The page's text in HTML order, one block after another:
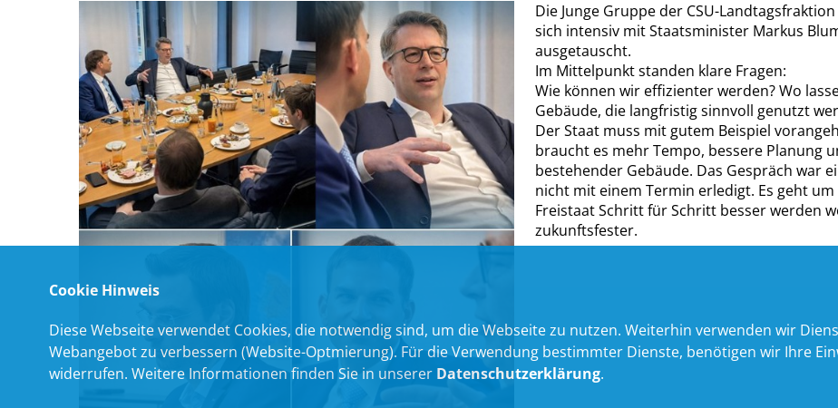
Die Junge Gruppe der CSU-
sich intensiv mit Staatsminister Markus
ausgetauscht.
Im Mittelpunkt standen klare Fragen:
Wie können wir effizienter werden? Wo
Gebäude, die langfristig sinnvoll genutzt
Der Staat muss mit gutem Beispiel
braucht es mehr Tempo, bessere Planung
bestehender Gebäude. Das Gespräch war
nicht mit einem Termin erledigt. Es geht
Freistaat Schritt für Schritt besser werden
zukunftsfester.
Cookie Hinweis
Diese Webseite verwendet Cookies, die notwendig sind, um die Webseite zu nutzen. Weiterhin verwenden wir
Webangebot zu verbessern (Website-Optmierung). Für die Verwendung bestimmter Dienste, benötigen wir Ihre
widerrufen. Weitere Informationen finden Sie in unserer Datenschutzerklärung.